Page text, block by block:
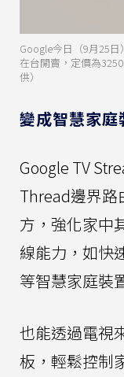
Google今日（9月25
在台開賣，定價為
供）
變成智慧家庭
Google TV
Thread邊界路
方，強化家中
線能力，如快
等智慧家庭裝
也能透過電視
板，輕鬆控制